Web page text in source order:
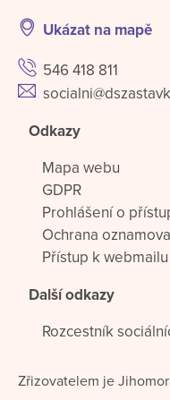
Ukázat na mapě
546 418 811
Odkazy
Mapa webu
GDPR
Prohlášení o
Ochrana
Přístup k webmailu
Další odkazy
Rozcestník
Zřizovatelem je